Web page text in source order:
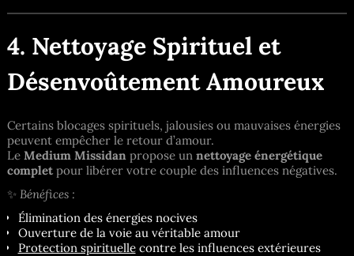
4. Nettoyage Spirituel et
Désenvoûtement Amoureux
Certains blocages spirituels, jalousies ou mauvaises énergies
peuvent empêcher le retour d’amour.
Le Medium Missidan propose un nettoyage énergétique
complet pour libérer votre couple des influences négatives.
✨ Bénéfices :
Élimination des énergies nocives
Ouverture de la voie au véritable amour
Protection spirituellecontre les influences extérieures